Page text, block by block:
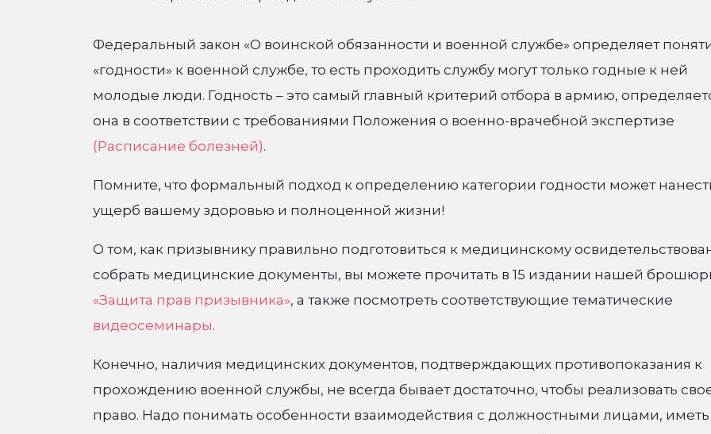
Федеральный закон «О воинской обязанности и военной службе» определяет
«годности» к военной службе, то есть проходить службу могут только годные к ней
молодые люди. Годность – это самый главный критерий отбора в армию,
она в соответствии с требованиями Положения о военно-врачебной экспертизе
(Расписание болезней).
Помните, что формальный подход к определению категории годности может
ущерб вашему здоровью и полноценной жизни!
О том, как призывнику правильно подготовиться к медицинскому
собрать медицинские документы, вы можете прочитать в 15 издании нашей
«Защита прав призывника», а также посмотреть соответствующие тематические
видеосеминары.
Конечно, наличия медицинских документов, подтверждающих противопоказания к
прохождению военной службы, не всегда бывает достаточно, чтобы реализовать
право. Надо понимать особенности взаимодействия с должностными лицами, иметь